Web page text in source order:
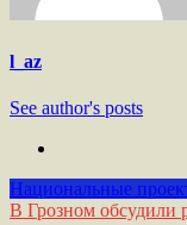
l_az
See author's posts
Национальные
Навигация
В Грозном обсудили